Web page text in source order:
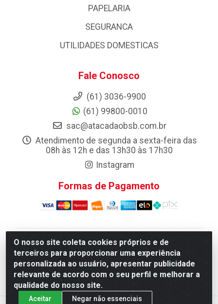
O nosso site coleta cookies próprios e de
terceiros para proporcionar uma experiência
personalizada ao usuário, apresentar publicidade
relevante de acordo com o seu perfil e melhorar a
qualidade do nosso site.
Aceitar Negar não essenciais
PAPELARIA
SEGURANCA
UTILIDADES DOMESTICAS
Fale Conosco
(61) 3036-9900
(61) 99800-0010
sac@atacadaobsb.com.br
Atendimento de segunda a sexta-feira das
08h às 12h e das 13h30 às 17h30
Instagram
Formas de Pagamento
Atacadao da Limpeza F. Pereira Queiroz Comercio e
Distribuicao LTDA - Quadra Qi 10 Lotes 39 e, 41 - Setor
Industrial (Taguatinga), Brasília/DF - CEP 72.135-100 -
CNPJ 13.184.675/0001-80